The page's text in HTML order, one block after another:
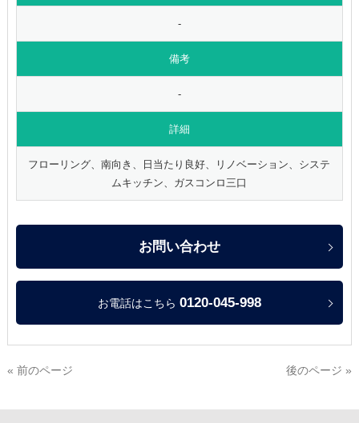
-
備考
-
詳細
フローリング、南向き、日当たり良好、リノベーション、システ
ムキッチン、ガスコンロ三口
お問い合わせ
お電話はこちら 0120-045-998
« 前のページ 後のページ »